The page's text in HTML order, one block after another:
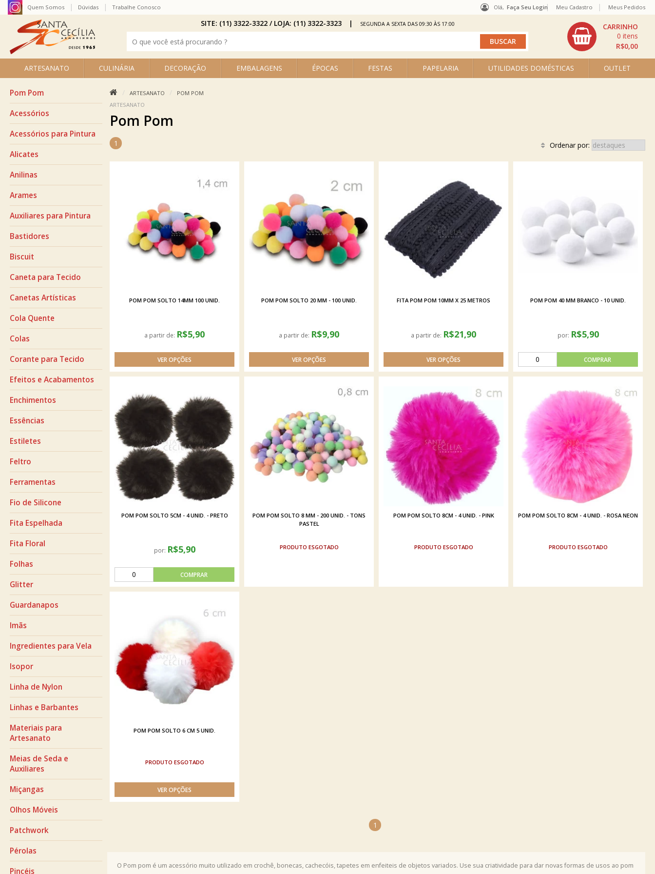
Olá, Faça Seu Login
ARTESANATO CULINÁRIA DECORAÇÃO EMBALAGENS ÉPOCAS FESTAS PAPELARIA UTILIDADES DOMÉSTICAS OUTLET
R$0,00
0
Quem Somos Dúvidas Trabalhe Conosco Meu Cadastro Meus Pedidos
SITE: (11) 3322-3322 / LOJA: (11) 3322-3323 SEGUNDA A SEXTA DAS 09:30 ÀS 17:00
Pom Pom
Acessórios
Acessórios para Pintura
Alicates
Anilinas
Arames
Auxiliares para Pintura
Bastidores
Biscuit
Caneta para Tecido
Canetas Artísticas
Cola Quente
Colas
Corante para Tecido
Efeitos e Acabamentos
Enchimentos
Essências
Estiletes
Feltro
Ferramentas
Fio de Silicone
Fita Espelhada
Fita Floral
Folhas
Glitter
Guardanapos
Imãs
Ingredientes para Vela
Isopor
Linha de Nylon
Linhas e Barbantes
Materiais para
Artesanato
Meias de Seda e
Auxiliares
Miçangas
Olhos Móveis
Patchwork
Pérolas
Pincéis
ARTESANATO
POM POM
ARTESANATO
Pom Pom
Ordenar por:
1
POM POM SOLTO 14MM 100 UNID.
a partir de: R$5,90
POM POM SOLTO 20 MM - 100 UNID.
a partir de: R$9,90
FITA POM POM 10MM X 25 METROS
a partir de: R$21,90
POM POM 40 MM BRANCO - 10 UNID.
por: R$5,90
POM POM SOLTO 5CM - 4 UNID. - PRETO
por: R$5,90
POM POM SOLTO 8 MM - 200 UNID. - TONS
PASTEL
ESGOTADO
POM POM SOLTO 8CM - 4 UNID. - PINK
ESGOTADO
POM POM SOLTO 8CM - 4 UNID. - ROSA NEON
ESGOTADO
POM POM SOLTO 6 CM 5 UNID.
ESGOTADO
1
O Pom pom é um acessório muito utilizado em crochê, bonecas, cachecóis, tapetes em enfeiteis de objetos variados. Use sua criatividade para dar novas formas de usos ao pom